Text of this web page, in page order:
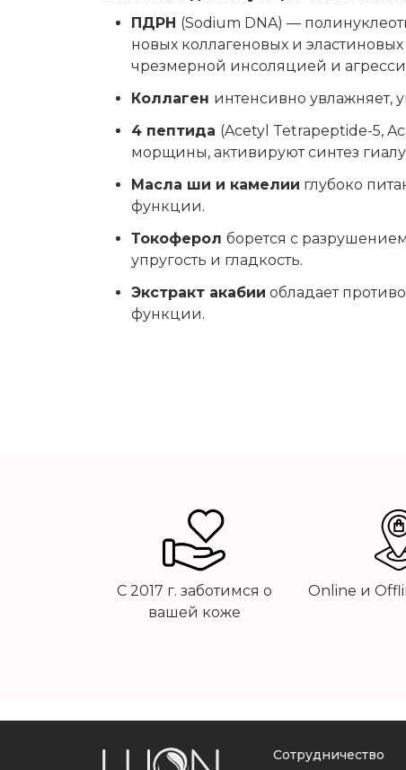
ПДРН (Sodium DNA) —
новых коллагеновых и
чрезмерной инсоляцией и
Коллаген интенсивно увлажняет,
4 пептида (Acetyl Tetrapeptide-5,
морщины, активируют синтез
Масла ши и камелии глубоко
функции.
Токоферол борется с
упругость и гладкость.
Экстракт акабии обладает
функции.
С 2017 г. заботимся о
вашей коже
Online и
Сотрудничество